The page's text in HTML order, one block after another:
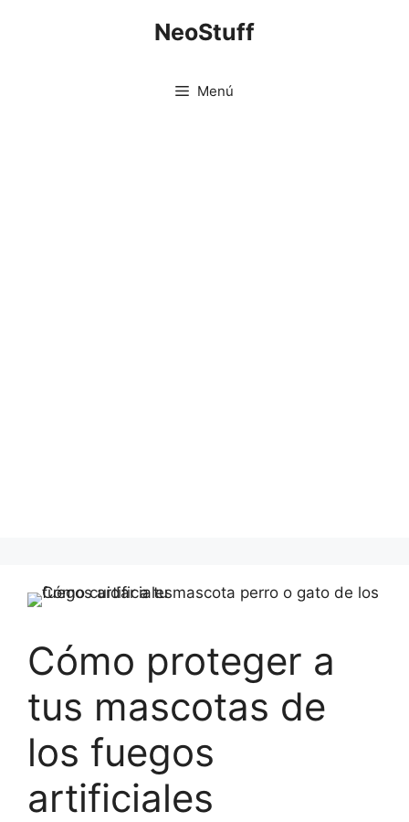
NeoStuff
Menú
Cómo proteger a
tus mascotas de
los fuegos
artificiales